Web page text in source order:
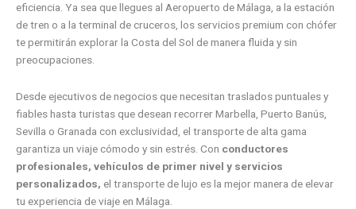
eficiencia. Ya sea que llegues al Aeropuerto de Málaga, a la estación
de tren o a la terminal de cruceros, los servicios premium con chófer
te permitirán explorar la Costa del Sol de manera fluida y sin
preocupaciones.
Desde ejecutivos de negocios que necesitan traslados puntuales y
fiables hasta turistas que desean recorrer Marbella, Puerto Banús,
Sevilla o Granada con exclusividad, el transporte de alta gama
garantiza un viaje cómodo y sin estrés. Con conductores
profesionales, vehículos de primer nivel y servicios
personalizados, el transporte de lujo es la mejor manera de elevar
tu experiencia de viaje en Málaga.